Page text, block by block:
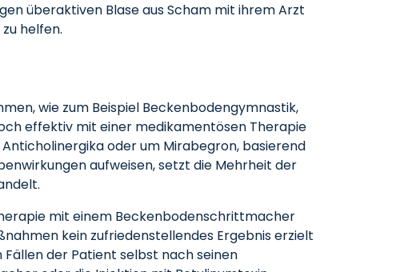
überaktiven Blase aus Scham mit ihrem Arzt
helfen.
wie zum Beispiel Beckenbodengymnastik,
effektiv mit einer medikamentösen Therapie
oder um Mirabegron, basierend
aufweisen, setzt die Mehrheit der
mit einem Beckenbodenschrittmacher
kein zufriedenstellendes Ergebnis erzielt
der Patient selbst nach seinen